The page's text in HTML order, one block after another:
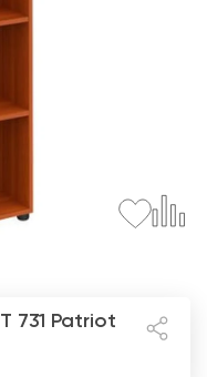
731 Patriot